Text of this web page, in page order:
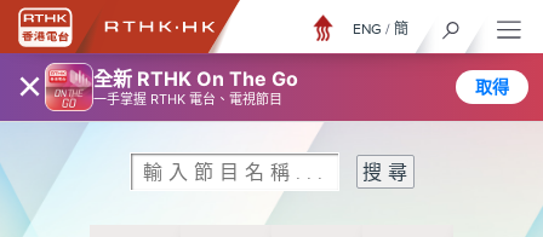
× 全新 RTHK On The Go
一手掌握 RTHK 電台、電視節目
取得
ENG / 簡